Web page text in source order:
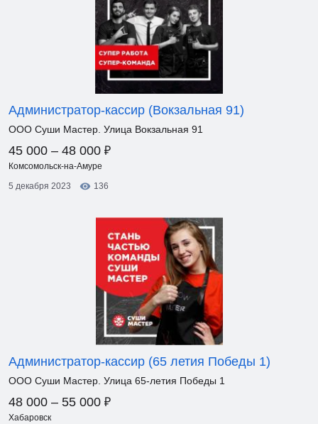
Администратор-кассир (Вокзальная 91)
ООО Суши Мастер. Улица Вокзальная 91
45 000 – 48 000 ₽
Комсомольск-на-Амуре
5 декабря 2023
136
Администратор-кассир (65 летия Победы 1)
ООО Суши Мастер. Улица 65-летия Победы 1
48 000 – 55 000 ₽
Хабаровск